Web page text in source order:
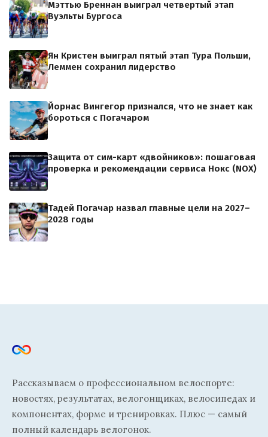
Мэттью Бреннан выиграл четвертый этап
Вуэльты Бургоса
Ян Кристен выиграл пятый этап Тура Польши,
Леммен сохранил лидерство
Йорнас Вингегор признался, что не знает как
бороться с Погачаром
Защита от сим-карт «двойников»: пошаговая
проверка и рекомендации сервиса Нокс (NOX)
Тадей Погачар назвал главные цели на 2027–
2028 годы
Рассказываем о профессиональном велоспорте:
новостях, результатах, велогонщиках, велосипедах и
компонентах, форме и тренировках. Плюс — самый
полный календарь велогонок.